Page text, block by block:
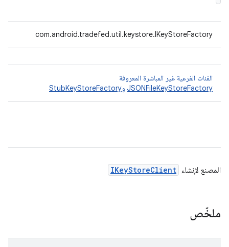
com.android.tradefed.util.keystore.IKeyStoreFactory
الفئات الفرعية غير المباشرة المعروفة
JSONFileKeyStoreFactory وStubKeyStoreFactory
المصنع لإنشاء IKeyStoreClient
ملخّص